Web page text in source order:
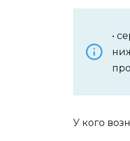
•
У кого